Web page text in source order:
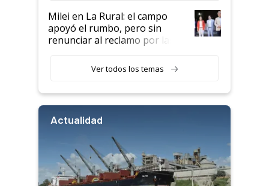
Milei en La Rural: el campo
apoyó el rumbo, pero sin
renunciar al reclamo por las
Ver todos los temas
Actualidad